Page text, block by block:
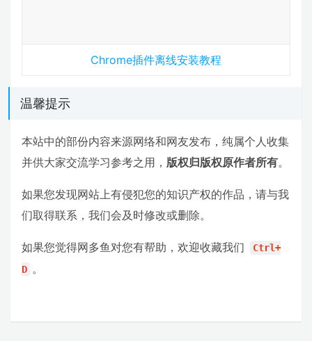
Chrome插件离线安装教程
温馨提示
本站中的部份内容来源网络和网友发布，纯属个人收集
并供大家交流学习参考之用， 版权归版权原作者所有。
如果您发现网站上有侵犯您的知识产权的作品，请与我
们取得联系，我们会及时修改或删除。
如果您觉得网多鱼对您有帮助，欢迎收藏我们
Ctrl+
D 。